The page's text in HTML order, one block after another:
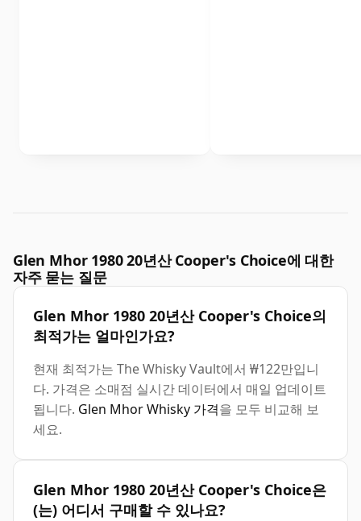
Glen Mhor 1980 20년산 Cooper's Choice에 대한
자주 묻는 질문
Glen Mhor 1980 20년산 Cooper's Choice의
최적가는 얼마인가요?
현재 최적가는 The Whisky Vault에서 ₩122만입니
다. 가격은 소매점 실시간 데이터에서 매일 업데이트
됩니다. Glen Mhor Whisky 가격을 모두 비교해 보
세요.
Glen Mhor 1980 20년산 Cooper's Choice은
(는) 어디서 구매할 수 있나요?